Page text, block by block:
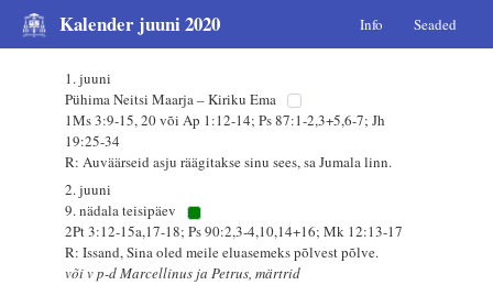
Kalender juuni 2020 Info Seaded
1. juuni
Pühima Neitsi Maarja – Kiriku Ema
1Ms 3:9-15, 20 või Ap 1:12-14; Ps 87:1-2,3+5,6-7; Jh
19:25-34
R: Auväärseid asju räägitakse sinu sees, sa Jumala linn.
2. juuni
9. nädala teisipäev
2Pt 3:12-15a,17-18; Ps 90:2,3-4,10,14+16; Mk 12:13-17
R: Issand, Sina oled meile eluasemeks põlvest põlve.
või v p-d Marcellinus ja Petrus, märtrid